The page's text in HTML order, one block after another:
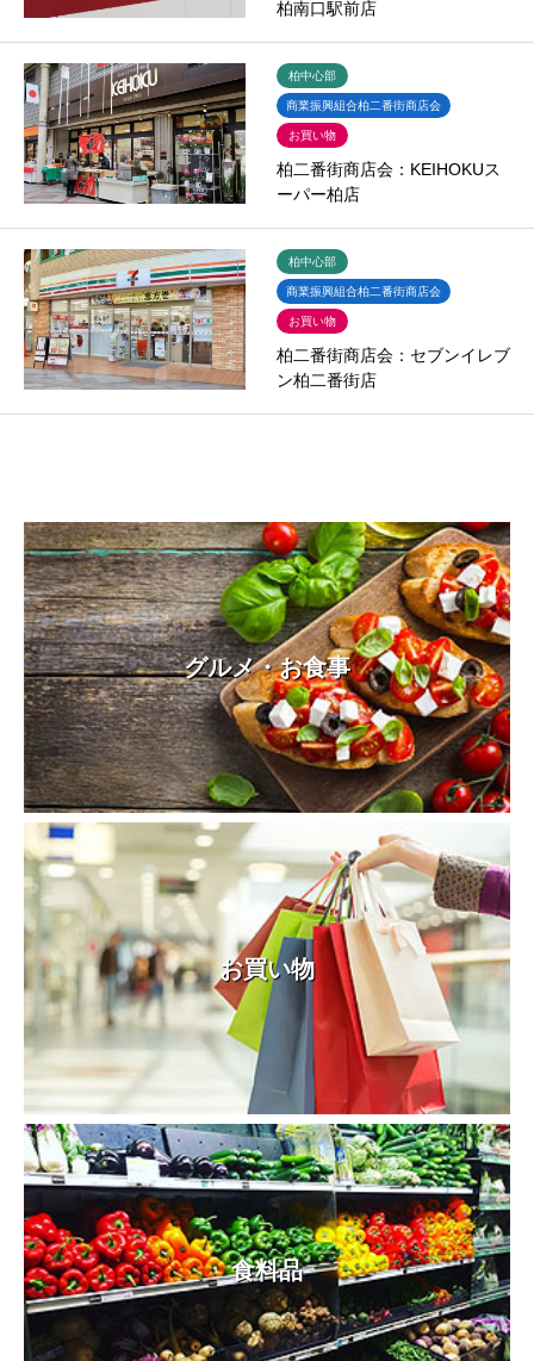
柏南口駅前店
柏中心部
商業振興組合柏二番街商店会
お買い物
柏二番街商店会：KEIHOKUス
ーパー柏店
柏中心部
商業振興組合柏二番街商店会
お買い物
柏二番街商店会：セブンイレブ
ン柏二番街店
グルメ・お食事
お買い物
食料品